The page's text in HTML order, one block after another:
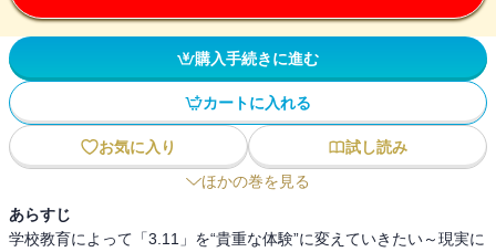
購入手続きに進む
カートに入れる
お気に入り
試し読み
ほかの巻を見る
あらすじ
学校教育によって「3.11」を“貴重な体験”に変えていきたい～現実に